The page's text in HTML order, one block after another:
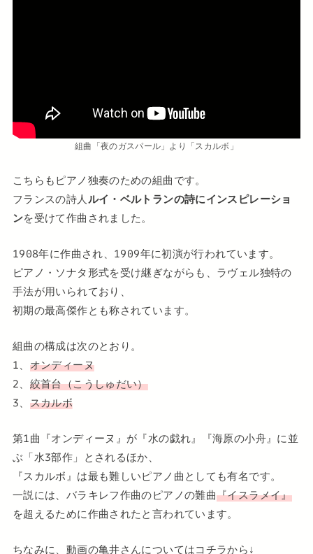
組曲「夜のガスパール」より「スカルボ」
こちらもピアノ独奏のための組曲です。
フランスの詩人ルイ・ベルトランの詩にインスピレーショ
ンを受けて作曲されました。
1908年に作曲され、1909年に初演が行われています。
ピアノ・ソナタ形式を受け継ぎながらも、ラヴェル独特の
手法が用いられており、
初期の最高傑作とも称されています。
組曲の構成は次のとおり。
1、 オンディーヌ
2、 絞首台（こうしゅだい）
3、 スカルボ
第1曲『オンディーヌ』が『水の戯れ』『海原の小舟』に並
ぶ「水3部作」とされるほか、
『スカルボ』は最も難しいピアノ曲としても有名です。
一説には、バラキレフ作曲のピアノの難曲『イスラメイ』
を超えるために作曲されたと言われています。
ちなみに、動画の亀井さんについてはコチラから↓